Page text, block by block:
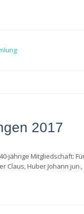
2017
jährige Mitgliedschaft:
Claus, Huber Johann jun.,